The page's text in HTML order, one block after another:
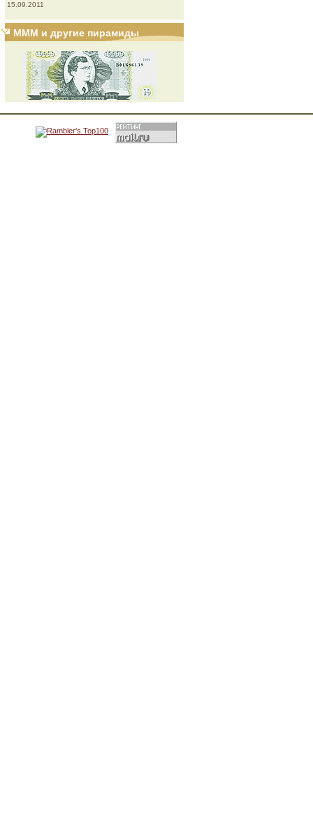
15.09.2011
МММ и другие пирамиды